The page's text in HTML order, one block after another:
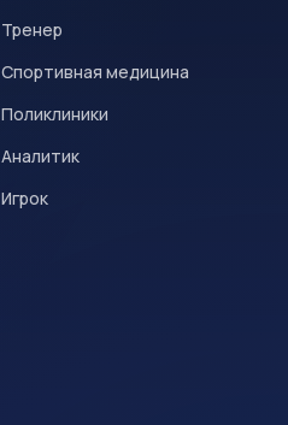
Тренер
Спортивная медицина
Поликлиники
Аналитик
Игрок